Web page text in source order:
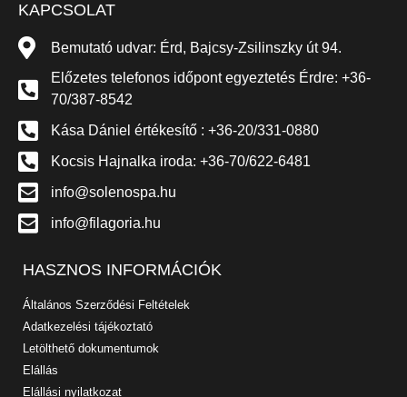
KAPCSOLAT
Bemutató udvar: Érd, Bajcsy-Zsilinszky út 94.
Előzetes telefonos időpont egyeztetés Érdre: +36-
70/387-8542
Kása Dániel értékesítő : +36-20/331-0880
Kocsis Hajnalka iroda: +36-70/622-6481
info@solenospa.hu
info@filagoria.hu
HASZNOS INFORMÁCIÓK
Általános Szerződési Feltételek
Adatkezelési tájékoztató
Letölthető dokumentumok
Elállás
Elállási nyilatkozat